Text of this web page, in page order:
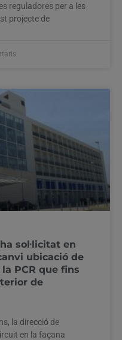
reguladores per a les
projecte de
sol·licitat en
ubicació de
PCR que fins
de
la direcció de
en la façana